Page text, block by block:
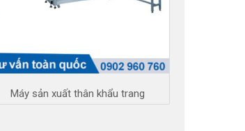
Máy sản xuất thân khẩu trang